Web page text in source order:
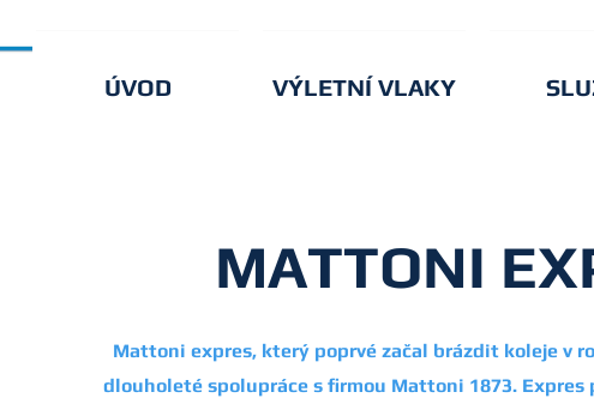
ÚVOD VÝLETNÍ VLAKY
MATTONI
Mattoni expres, který poprvé začal brázdit koleje v
dlouholeté spolupráce s firmou Mattoni 1873. Expres